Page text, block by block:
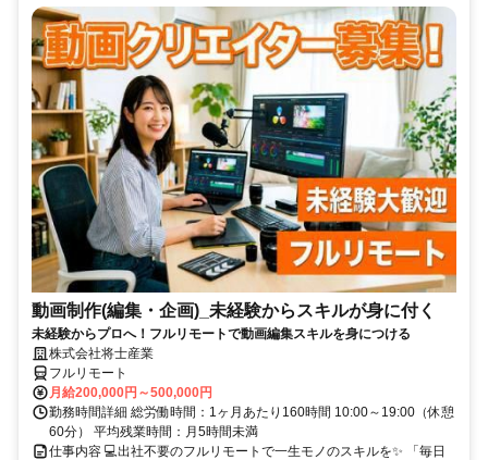
動画制作(編集・企画)_未経験からスキルが身に付く
未経験からプロへ！フルリモートで動画編集スキルを身につける
株式会社将士産業
フルリモート
月給200,000円～500,000円
勤務時間詳細 総労働時間：1ヶ月あたり160時間 10:00～19:00（休憩
60分） 平均残業時間：月5時間未満
仕事内容 💻出社不要のフルリモートで一生モノのスキルを✨ 「毎日